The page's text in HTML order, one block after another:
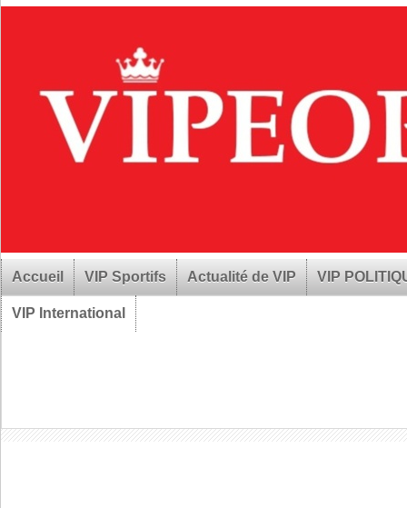
Accueil VIP Sportifs Actualité de VIP VIP
VIP International